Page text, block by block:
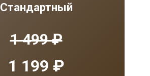
Стандартный
1 499 ₽
1 199 ₽